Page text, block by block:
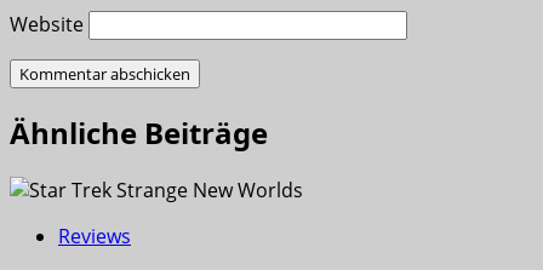
Website
Ähnliche Beiträge
Reviews